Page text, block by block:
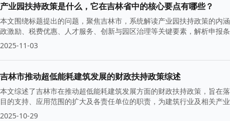
产业园扶持政策是什么，它在吉林省中的核心要点有哪些？
本文围绕标题提出的问题，聚焦吉林市，系统解读产业园扶持政策的内
政激励、税费优惠、人才服务、创新与园区治理等关键要素，解析申报
2025-11-03
吉林市推动超低能耗建筑发展的财政扶持政策综述
本文综述了吉林市在推动超低能耗建筑发展方面的财政扶持政策，旨在
目的支持、应用范围的扩大及各责任单位的职责，为建筑行业及相关产
2025-10-29